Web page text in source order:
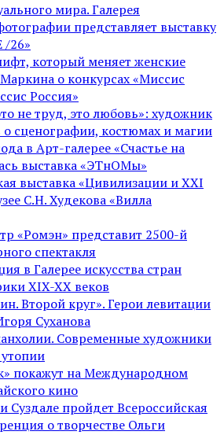
мира. Галерея
представляет выставку
26»
который меняет женские
о конкурсах «Миссис
Россия»
не труд, это любовь»: художник
сценографии, костюмах и магии
в Арт-галерее «Счастье на
выставка «ЭТнОМы»
выставка «Цивилизации и ХХI
С.Н. Худекова «Вилла
«Ромэн» представит 2500-й
спектакля
в Галерее искусства стран
XIX-XX веков
Второй круг». Герои левитации
Суханова
Современные художники
покажут на Международном
кино
Суздале пройдет Всероссийская
о творчестве Ольги